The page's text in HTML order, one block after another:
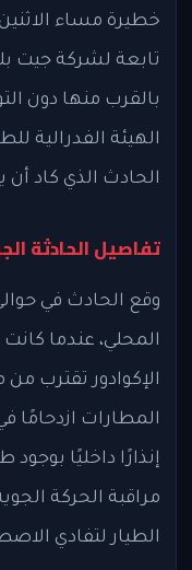
خطيرة مساء
تابعة لشركة جيت
بالقرب منها دون
الحادث الذي كاد
تفاصيل الحادثة
الإكوادور تقترب من
المطارات ازدحامًا
إنذارًا داخليًا
مراقبة الحركة
الطيار لتفادي